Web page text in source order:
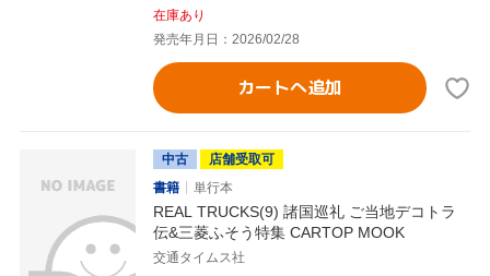
在庫あり
発売年月日：2026/02/28
カートへ追加
中古
店舗受取可
書籍
単行本
REAL TRUCKS(9) 諸国巡礼 ご当地デコトラ
伝&三菱ふそう特集 CARTOP MOOK
交通タイムス社